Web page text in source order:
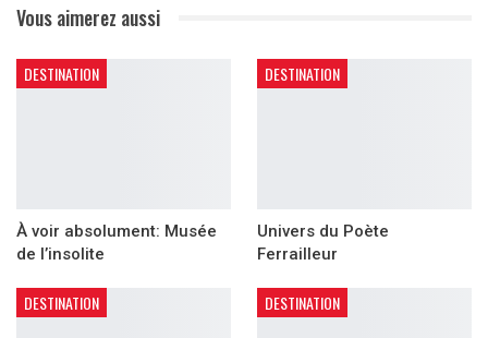
Vous aimerez aussi
DESTINATION
À voir absolument: Musée
de l’insolite
DESTINATION
Univers du Poète
Ferrailleur
DESTINATION DESTINATION